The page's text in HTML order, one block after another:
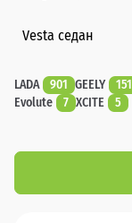
Vesta седан
LADA 901 GEELY 151
Evolute
7 XCITE 5